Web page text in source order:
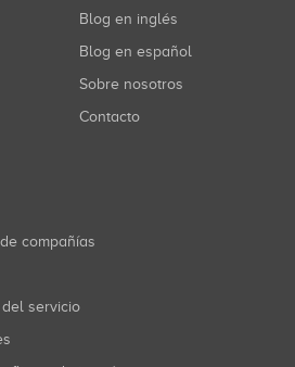
Blog en inglés
Blog en español
Sobre nosotros
Contacto
compañías
del servicio